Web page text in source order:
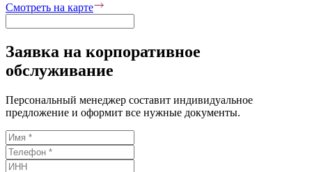
Смотреть на карте
Заявка на корпоративное
обслуживание
Персональный менеджер составит индивидуальное
предложение и оформит все нужные документы.